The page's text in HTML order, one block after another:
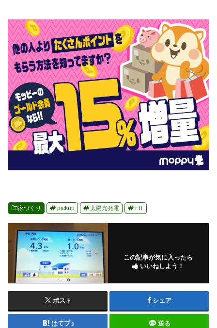
家づくり pickup 太陽光発電 FIT
この記事が気に入ったら
いいねしよう！
ポスト シェア
はてブ2 送る